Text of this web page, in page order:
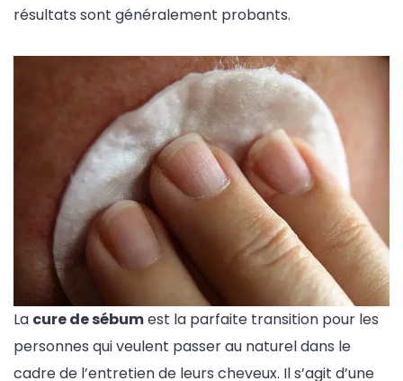
résultats sont généralement probants.
La cure de sébumest la parfaite transition pour les
personnes qui veulent passer au naturel dans le
cadre de l’entretien de leurs cheveux. Il s’agit d’une